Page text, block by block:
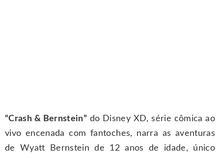
“Crash & Bernstein” do Disney XD, série cômica ao
vivo encenada com fantoches, narra as aventuras
de Wyatt Bernstein de 12 anos de idade, único